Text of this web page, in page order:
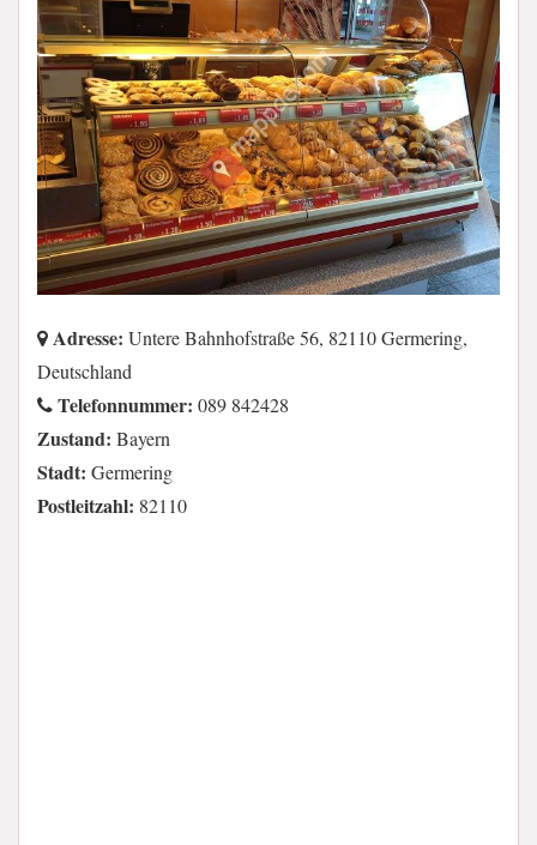
Adresse: Untere Bahnhofstraße 56, 82110 Germering,
Deutschland
Telefonnummer: 089 842428
Zustand: Bayern
Stadt: Germering
Postleitzahl: 82110